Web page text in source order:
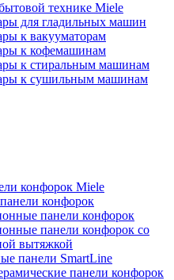
технике Miele
для гладильных машин
к вакууматорам
к кофемашинам
к стиральным машинам
к сушильным машинам
конфорок Miele
конфорок
панели конфорок
панели конфорок со
вытяжкой
панели SmartLine
панели конфорок